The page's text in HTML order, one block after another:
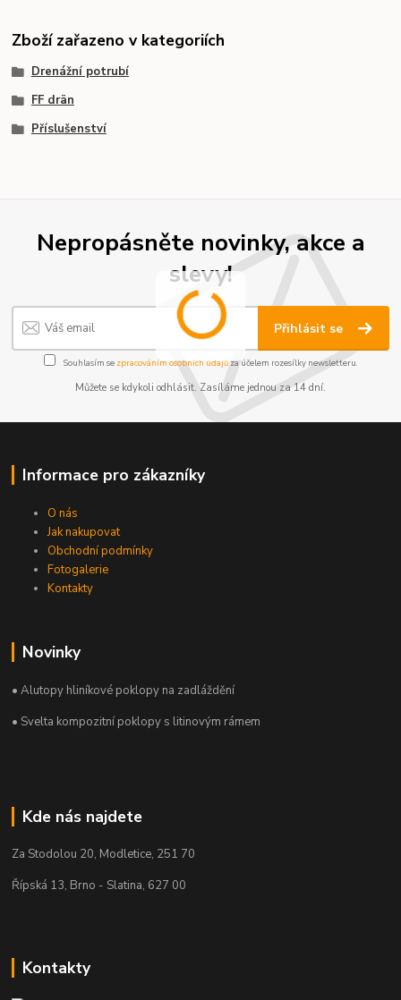
Zboží zařazeno v kategoriích
Drenážní potrubí
FF drän
Příslušenství
Nepropásněte novinky, akce a
slevy!
Přihlásit se
Souhlasím se zpracováním osobních údajůza účelem rozesílky newsletteru.
Můžete se kdykoli odhlásit. Zasíláme jednou za 14 dní.
Informace pro zákazníky
O nás
Jak nakupovat
Obchodní podmínky
Fotogalerie
Kontakty
Novinky
• Alutopy hliníkové poklopy na zadláždění
• Svelta kompozitní poklopy s litinovým rámem
Kde nás najdete
Za Stodolou 20, Modletice, 251 70
Řípská 13, Brno - Slatina, 627 00
Kontakty